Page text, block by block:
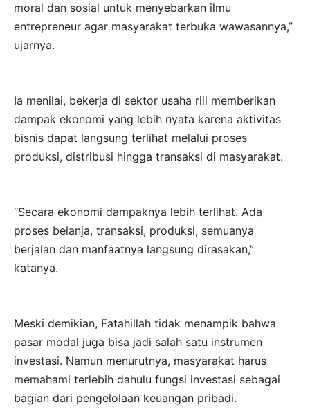
moral dan sosial untuk menyebarkan ilmu
entrepreneur agar masyarakat terbuka wawasannya,”
ujarnya.
Ia menilai, bekerja di sektor usaha riil memberikan
dampak ekonomi yang lebih nyata karena aktivitas
bisnis dapat langsung terlihat melalui proses
produksi, distribusi hingga transaksi di masyarakat.
“Secara ekonomi dampaknya lebih terlihat. Ada
proses belanja, transaksi, produksi, semuanya
berjalan dan manfaatnya langsung dirasakan,”
katanya.
Meski demikian, Fatahillah tidak menampik bahwa
pasar modal juga bisa jadi salah satu instrumen
investasi. Namun menurutnya, masyarakat harus
memahami terlebih dahulu fungsi investasi sebagai
bagian dari pengelolaan keuangan pribadi.